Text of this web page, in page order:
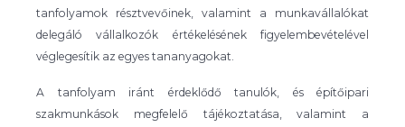
tanfolyamok résztvevőinek, valamint a munkavállalókat
delegáló vállalkozók értékelésének figyelembevételével
véglegesítik az egyes tananyagokat.
A tanfolyam iránt érdeklődő tanulók, és építőipari
szakmunkások megfelelő tájékoztatása, valamint a